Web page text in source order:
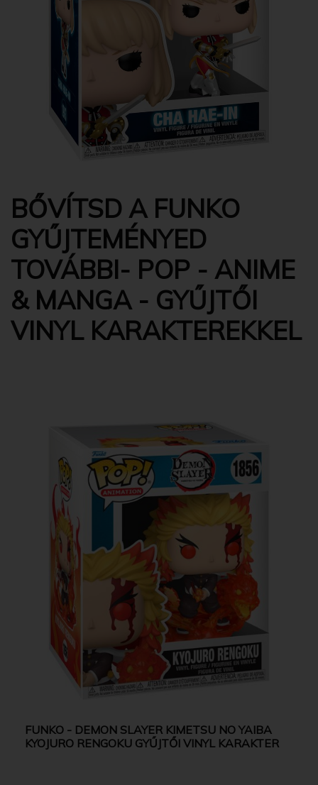
BŐVÍTSD A FUNKO
GYŰJTEMÉNYED
TOVÁBBI- POP - ANIME
& MANGA - GYŰJTŐI
VINYL KARAKTEREKKEL
FUNKO - DEMON SLAYER KIMETSU NO YAIBA
KYOJURO RENGOKU GYŰJTŐI VINYL KARAKTER